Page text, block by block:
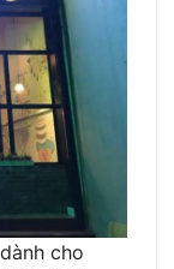
cho